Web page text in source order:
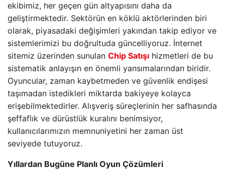
ekibimiz, her geçen gün altyapısını daha da
geliştirmektedir. Sektörün en köklü aktörlerinden biri
olarak, piyasadaki değişimleri yakından takip ediyor ve
sistemlerimizi bu doğrultuda güncelliyoruz. İnternet
sitemiz üzerinden sunulan Chip Satışı hizmetleri de bu
sistematik anlayışın en önemli yansımalarından biridir.
Oyuncular, zaman kaybetmeden ve güvenlik endişesi
taşımadan istedikleri miktarda bakiyeye kolayca
erişebilmektedirler. Alışveriş süreçlerinin her safhasında
şeffaflık ve dürüstlük kuralını benimsiyor,
kullanıcılarımızın memnuniyetini her zaman üst
seviyede tutuyoruz.
Yıllardan Bugüne Planlı Oyun Çözümleri